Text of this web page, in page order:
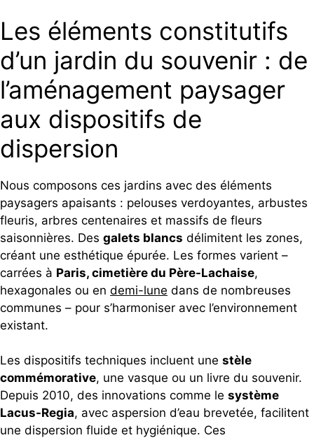
Les éléments constitutifs
d’un jardin du souvenir : de
l’aménagement paysager
aux dispositifs de
dispersion
Nous composons ces jardins avec des éléments
paysagers apaisants : pelouses verdoyantes, arbustes
fleuris, arbres centenaires et massifs de fleurs
saisonnières. Des galets blancs délimitent les zones,
créant une esthétique épurée. Les formes varient –
carrées à Paris, cimetière du Père-Lachaise,
hexagonales ou en demi-lune dans de nombreuses
communes – pour s’harmoniser avec l’environnement
existant.
Les dispositifs techniques incluent une stèle
commémorative, une vasque ou un livre du souvenir.
Depuis 2010, des innovations comme le système
Lacus-Regia, avec aspersion d’eau brevetée, facilitent
une dispersion fluide et hygiénique. Ces